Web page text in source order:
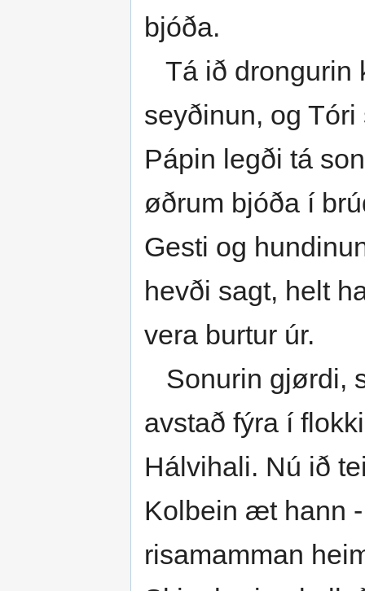
bjóða.
Tá ið drongurin
seyðinun, og
Pápin legði tá
øðrum bjóða í
Gesti og
hevði sagt, helt
vera burtur úr.
Sonurin gjørdi,
avstað fýra í
Hálvihali. Nú ið
Kolbein æt hann
risamamman